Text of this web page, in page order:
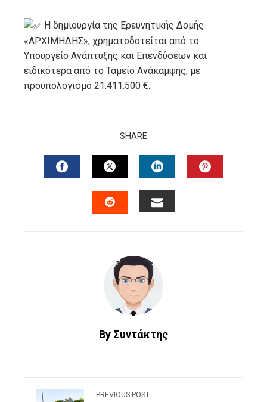
Η δημιουργία της Ερευνητικής Δομής
«ΑΡΧΙΜΗΔΗΣ», χρηματοδοτείται από το
Υπουργείο Ανάπτυξης και Επενδύσεων και
ειδικότερα από το Ταμείο Ανάκαμψης, με
προϋπολογισμό 21.411.500 €.
SHARE
FACEBOOKTWITTERLINKEDIN
By Συντάκτης
PREVIOUS POST